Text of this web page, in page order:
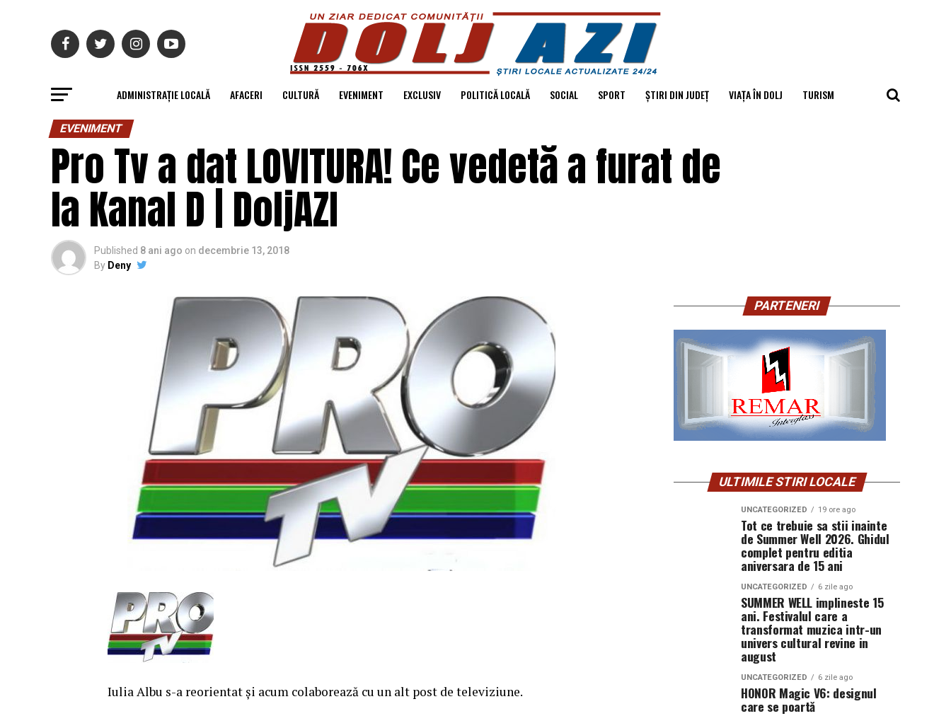
ADMINISTRAȚIE LOCALĂ AFACERI CULTURĂ EVENIMENT EXCLUSIV POLITICĂ LOCALĂ SOCIAL SPORT ȘTIRI DIN JUDEȚ VIAȚA ÎN DOLJ TURISM
EVENIMENT
Pro Tv a dat LOVITURA! Ce vedetă a furat de
la Kanal D | DoljAZI
Published 8 ani ago on decembrie 13, 2018
By Deny
Iulia Albu s-a reorientat şi acum colaborează cu un alt post de televiziune.
PARTENERI
ULTIMILE STIRI LOCALE
UNCATEGORIZED 19 ore ago
Tot ce trebuie sa stii inainte
de Summer Well 2026. Ghidul
complet pentru editia
aniversara de 15 ani
UNCATEGORIZED 6 zile ago
SUMMER WELL implineste 15
ani. Festivalul care a
transformat muzica intr-un
univers cultural revine in
august
UNCATEGORIZED 6 zile ago
HONOR Magic V6: designul
care se poartă